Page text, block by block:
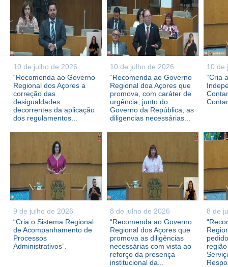
10 de julho de 2026
“Recomenda ao Governo
Regional dos Açores a
correção das
desigualdades
decorrentes da aplicação
dos regulamentos...
10 de julho de 2026
“Recomenda ao Governo
Regional doa Açores que
promova, com caráter de
urgência, junto do
Governo da República, as
diligencias necessárias...
10 de
“Cria
9 de julho de 2026
“Cria o Sistema Regional
de Acompanhamento de
Processos
Administrativos”.
8 de julho de 2026
“Recomenda ao Governo
Regional dos Açores que
promova as diligências
necessárias com vista ao
reforço da presença
institucional da...
8 de